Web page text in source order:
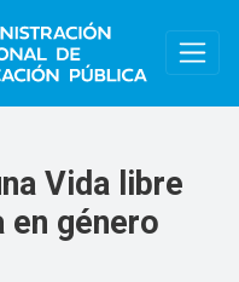
Vida libre
en género